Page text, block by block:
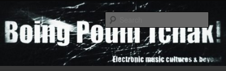
primary
content
secondary
contentBoing Poum Tchak!